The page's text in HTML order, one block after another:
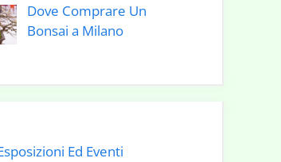
Dove Comprare Un
Bonsai a Milano
Ed Eventi